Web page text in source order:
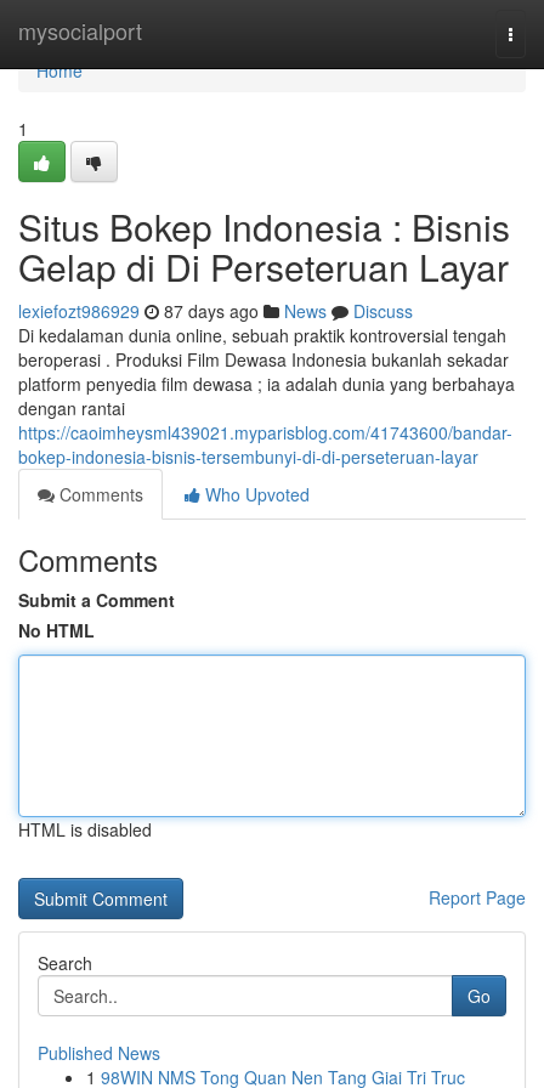
mysocialport
Home
Home
1
Situs Bokep Indonesia : Bisnis
Gelap di Di Perseteruan Layar
lexiefozt986929 87 days ago News
Discuss
Di kedalaman dunia online, sebuah praktik kontroversial tengah
beroperasi . Produksi Film Dewasa Indonesia bukanlah sekadar
platform penyedia film dewasa ; ia adalah dunia yang berbahaya
dengan rantai
https://caoimheysml439021.myparisblog.com/41743600/bandar-
bokep-indonesia-bisnis-tersembunyi-di-di-perseteruan-layar
Comments
Who Upvoted
Comments
Submit a Comment
No HTML
HTML is disabled
Report Page
Search
Go
Published News
1 98WIN NMS Tong Quan Nen Tang Giai Tri Truc